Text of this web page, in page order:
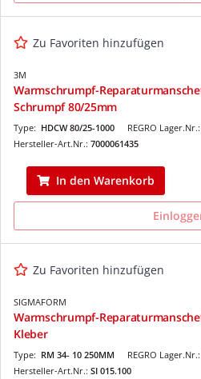
Zu Favoriten hinzufügen
3M
Warmschrumpf-
Schrumpf 80/25mm
REGRO Lager.Nr.:
Type: HDCW 80/25-1000
Hersteller-Art.Nr.: 7000061435
In den Warenkorb
Zu Favoriten hinzufügen
SIGMAFORM
Warmschrumpf-
Kleber
REGRO Lager.Nr.:
Type: RM 34- 10 250MM
Hersteller-Art.Nr.: SI 015.100